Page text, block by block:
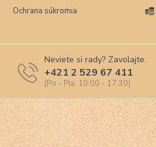
Ochrana súkromia
Neviete si rady? Zavolajte.
+421 2 529 67 411
(Po - Pia: 10:00 - 17:30)